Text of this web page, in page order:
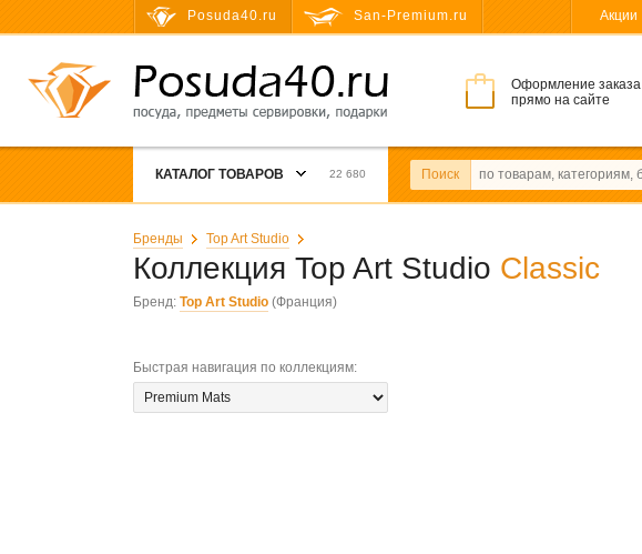
Posuda40.ru San-Premium.ru Акции
Оформление заказа
прямо на сайте
КАТАЛОГ ТОВАРОВ 22 680 Поиск
Бренды Top Art Studio
Коллекция Top Art Studio Classic
Бренд: Top Art Studio (Франция)
Быстрая навигация по коллекциям: